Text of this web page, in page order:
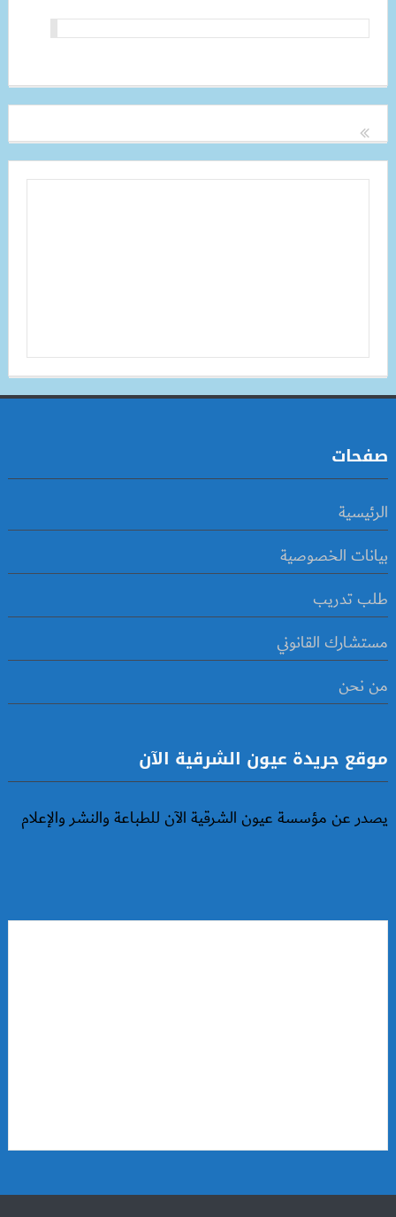
صفحات
الرئيسية
بيانات الخصوصية
طلب تدريب
مستشارك القانوني
من نحن
موقع جريدة عيون الشرقية الآن
يصدر عن مؤسسة عيون الشرقية الآن للطباعة والنشر والإعلام